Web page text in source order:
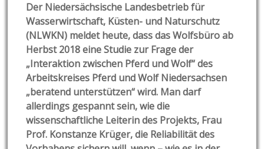
Der Niedersächsische Landesbetrieb für
Wasserwirtschaft, Küsten- und Naturschutz
(NLWKN) meldet heute, dass das Wolfsbüro ab
Herbst 2018 eine Studie zur Frage der
„Interaktion zwischen Pferd und Wolf“ des
Arbeitskreises Pferd und Wolf Niedersachsen
„beratend unterstützen“ wird. Man darf
allerdings gespannt sein, wie die
wissenschaftliche Leiterin des Projekts, Frau
Prof. Konstanze Krüger, die Reliabilität des